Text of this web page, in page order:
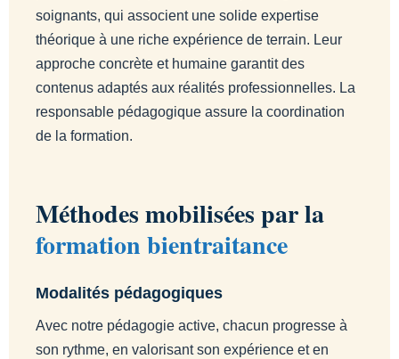
soignants, qui associent une solide expertise
théorique à une riche expérience de terrain. Leur
approche concrète et humaine garantit des
contenus adaptés aux réalités professionnelles. La
responsable pédagogique assure la coordination
de la formation.
Méthodes mobilisées par la
formation bientraitance
Modalités pédagogiques
Avec notre pédagogie active, chacun progresse à
son rythme, en valorisant son expérience et en